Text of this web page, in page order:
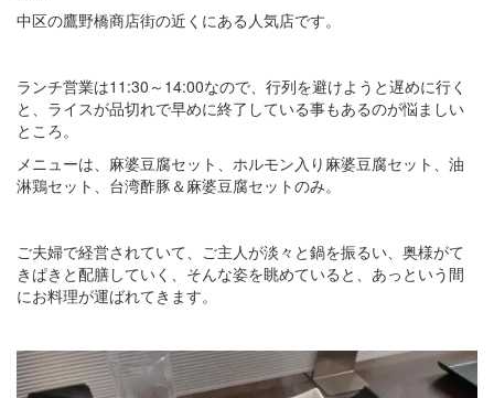
中区の鷹野橋商店街の近くにある人気店です。
ランチ営業は11:30～14:00なので、行列を避けようと遅めに行く
と、ライスが品切れで早めに終了している事もあるのが悩ましい
ところ。
メニューは、麻婆豆腐セット、ホルモン入り麻婆豆腐セット、油
淋鶏セット、台湾酢豚＆麻婆豆腐セットのみ。
ご夫婦で経営されていて、ご主人が淡々と鍋を振るい、奥様がて
きぱきと配膳していく、そんな姿を眺めていると、あっという間
にお料理が運ばれてきます。